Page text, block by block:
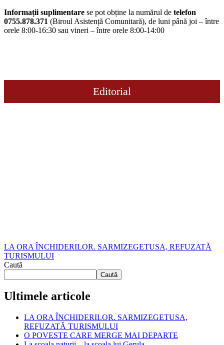
Informații suplimentare se pot obține la numărul de telefon
0755.878.371 (Biroul Asistență Comunitară), de luni până joi – între
orele 8:00-16:30 sau vineri – între orele 8:00-14:00
Editorial
LA ORA ÎNCHIDERILOR. SARMIZEGETUSA, REFUZATĂ
TURISMULUI
Caută
Caută
Ultimele articole
LA ORA ÎNCHIDERILOR. SARMIZEGETUSA,
REFUZATĂ TURISMULUI
O POVESTE CARE MERGE MAI DEPARTE